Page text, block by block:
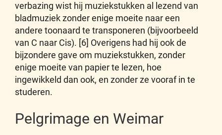
verbazing wist hij muziekstukken al lezend van
bladmuziek zonder enige moeite naar een
andere toonaard te transponeren (bijvoorbeeld
van C naar Cis). [6] Overigens had hij ook de
bijzondere gave om muziekstukken, zonder
enige moeite van papier te lezen, hoe
ingewikkeld dan ook, en zonder ze vooraf in te
studeren.
Pelgrimage en Weimar